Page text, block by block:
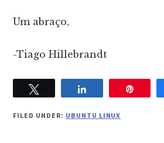
Um abraço,
-Tiago Hillebrandt
FILED UNDER: UBUNTU LINUX